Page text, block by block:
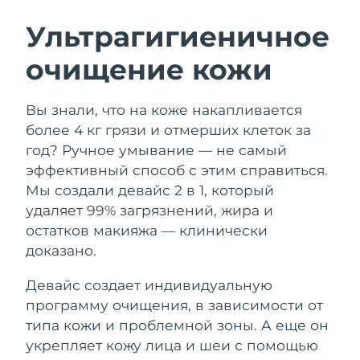
Ультрагигиеничное
очищение кожи
Вы знали, что на коже накапливается
более 4 кг грязи и отмерших клеток за
год? Ручное умывание — не самый
эффективный способ с этим справиться.
Мы создали девайс 2 в 1, который
удаляет 99% загрязнений, жира и
остатков макияжа — клинически
доказано.
Девайс создает индивидуальную
программу очищения, в зависимости от
типа кожи и проблемной зоны. А еще он
укрепляет кожу лица и шеи с помощью
LUNA™ 4 набор
Anti-aging massage
LUNA™ 4 Plus
Massage, LED heating
LUNA™ 4 Men
For men, anti-aging massage
BEAR™ 2 набор
Microcurrent toning
BEAR™ 2 go
Microcurrent toning on-the-go
BEAR™ 2 eyes & lips
Microcurrent line smoothing device
Увлажнение
UFO™ 3 набор
UFO™ 3 LED
Near-infrared and red light therapy
device
Забота о полости рта
issa™ 4
issa™ 4 plus
Smart hybrid silicone sonic toothbrush
FAQ™ АНТИВОЗРАСТНОЙ УХОД
Омоложение LED-процедуры
Австралия
Ожидаемая дата доставки
Австрия
Ожидаемая дата доставки
8/12/26
Бахрейн
8/13/26
Бельгия
Ожидаемая дата доставки
Босния и
Герцеговина
Ожидаемая дата доставки
8/15/26